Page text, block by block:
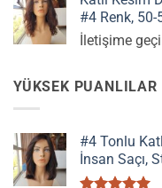
#4 Renk, 50-
İletişime
YÜKSEK PUANLILAR
#4 Tonlu
İnsan Saçı,